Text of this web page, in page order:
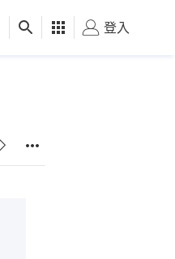
健康 好食玩飛
登入